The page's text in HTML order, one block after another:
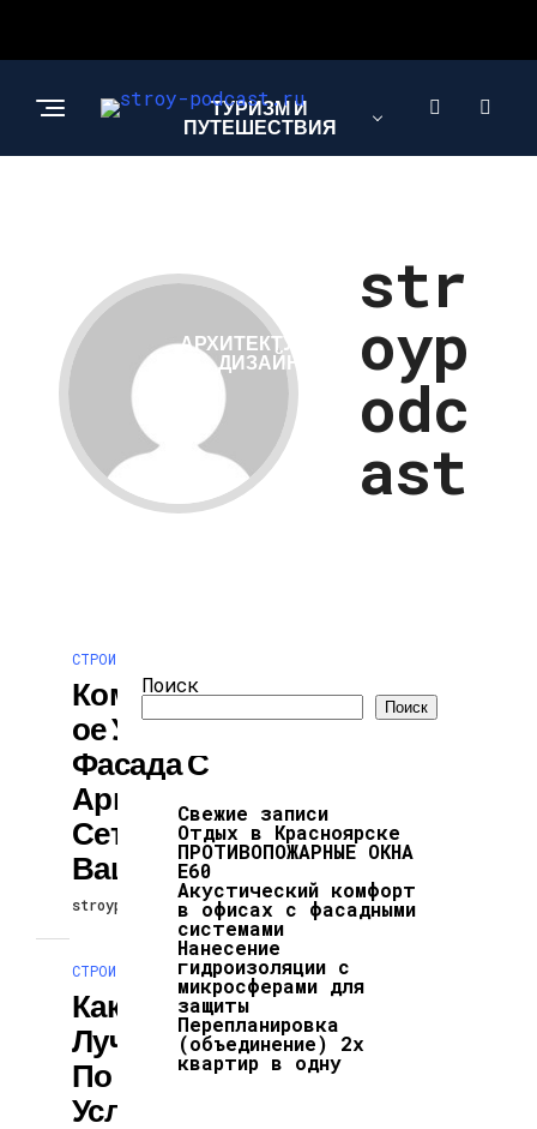
ТУРИЗМ И
ПУТЕШЕСТВИЯ
АРХИТЕКТУРА И
ДИЗАЙН
str
oyp
odc
ast
СТРОИТЕЛЬСТВО И РЕМОНТ
Комбинированн
Ое Утепление
Фасада С
Армирующей
Сеткой Для
Вашего Дома
stroypodcast 30.05.2026
СТРОИТЕЛЬСТВО И РЕМОНТ
Как Выбрать
Лучший Бренд
По Гарантийным
Условиям
Поиск
Поиск
Свежие записи
Отдых в Красноярске
ПРОТИВОПОЖАРНЫЕ ОКНА
Е60
Акустический комфорт
в офисах с фасадными
системами
Нанесение
гидроизоляции с
микросферами для
защиты
Перепланировка
(объединение) 2х
квартир в одну